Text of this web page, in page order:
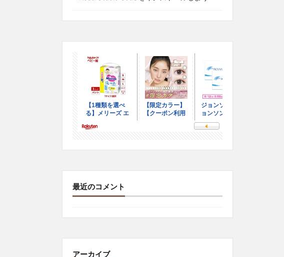
最近のコメント
アーカイブ